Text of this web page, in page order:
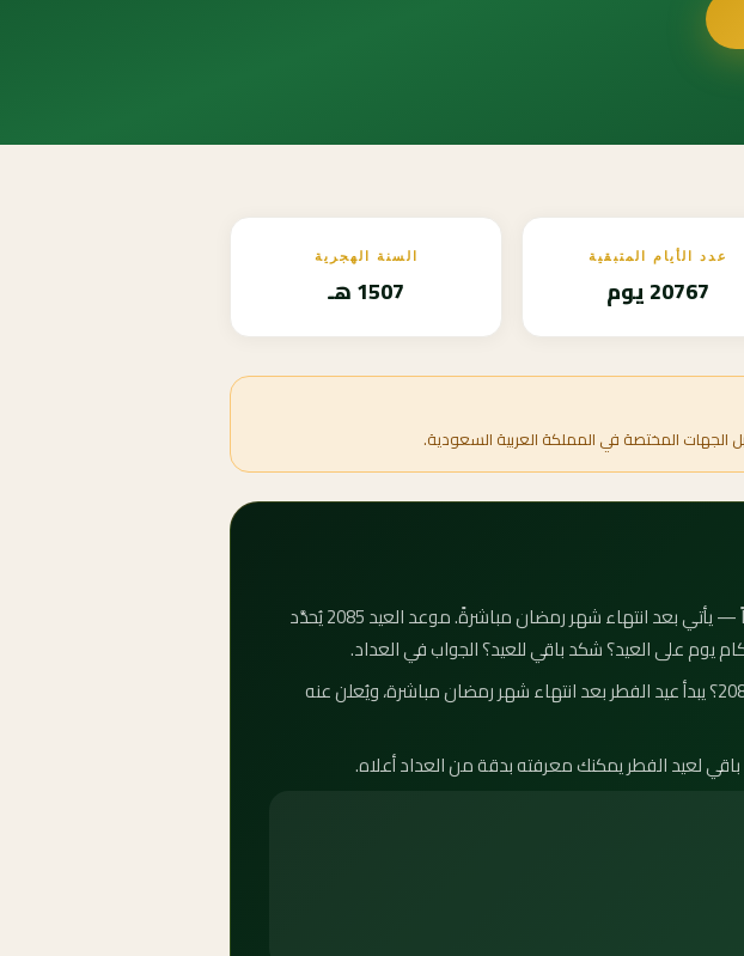
عدد الأيام المتبقية
20767 يوم
السنة الهجرية
1507 هـ
الجهات المختصة في المملكة العربية السعودية.
كم باقي على عيد الفطر 2085؟ عيد الفطر المبارك — أو العيد الصغير كما يُعرف شعبياً — يأتي بعد انتهاء شهر رمضان مباشرةً. موعد العيد 2085 يُحدَّد
يوم على العيد؟ شكد باقي للعيد؟ الجواب في العداد.
موعد عيد الفطر 2085 هو ٢ شوال ١٥٠٦ هـ وفق الحسابات الفلكية. متى عيد الفطر 2085؟ يبدأ عيد الفطر بعد انتهاء شهر رمضان مباشرة، ويُعلن عنه